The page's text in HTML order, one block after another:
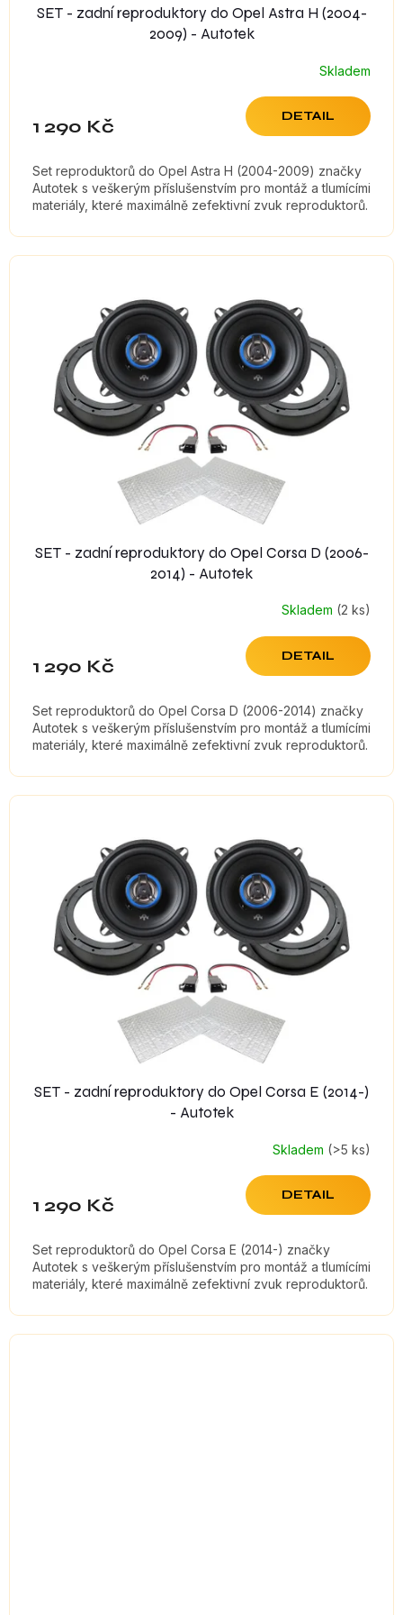
SET - zadní reproduktory do Opel Astra H (2004-
2009) - Autotek
je
5
hvězdiček.
Skladem
1 290 Kč DETAIL
Set reproduktorů do Opel Astra H (2004-2009) značky
Autotek s veškerým příslušenstvím pro montáž a tlumícími
materiály, které maximálně zefektivní zvuk reproduktorů.
SET - zadní reproduktory do Opel Corsa D (2006-
2014) - Autotek
Skladem (2 ks)
1 290 Kč DETAIL
Set reproduktorů do Opel Corsa D (2006-2014) značky
Autotek s veškerým příslušenstvím pro montáž a tlumícími
materiály, které maximálně zefektivní zvuk reproduktorů.
SET - zadní reproduktory do Opel Corsa E (2014-)
- Autotek
Skladem (>5 ks)
1 290 Kč DETAIL
Set reproduktorů do Opel Corsa E (2014-) značky
Autotek s veškerým příslušenstvím pro montáž a tlumícími
materiály, které maximálně zefektivní zvuk reproduktorů.